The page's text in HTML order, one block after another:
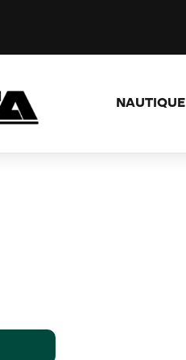
NAUTIQUE